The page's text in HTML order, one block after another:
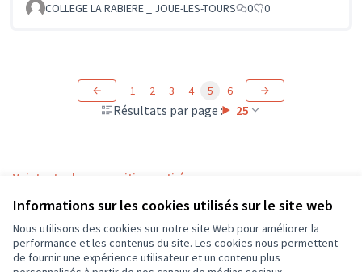
Informations sur les cookies utilisés sur le site web
Nous utilisons des cookies sur notre site Web pour améliorer la
performance et les contenus du site. Les cookies nous permettent
de fournir une expérience utilisateur et un contenu plus
COLLEGE LA RABIERE _ JOUE-LES-TOURS
0 0
Résultats par page : 25
1 2 3 4 5 6
Voir toutes les propositions retirées
Conditions d'utilisation
Paramètres des cookies
CD37 sur XCD37 sur Facebook
CD37 sur Instagram
CD37 sur YouTube